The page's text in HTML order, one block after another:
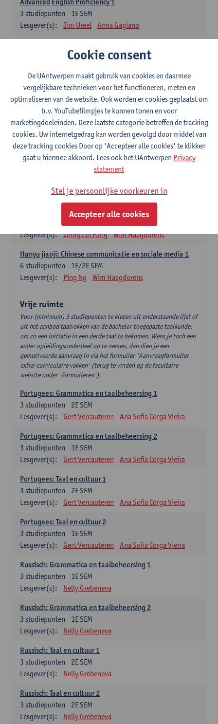
1E SEM
3 studiepunten
Lesgever(s):
Jim Ureel Anna Gagiano
2E SEM
Communication in English 1: Analysing Texts in Context
1E/2E SEM
6studiepunten
Lesgever(s):
Nina Reviers
Anna Gagiano
Donata Lisaite
Chinees: verplichte opleidingsonderdelen
Hanyu yufa: Chinese grammatica 1
Lesgever(s):
Ching Lin Pang Wim Haagdorens
Hanyu du xie: Chinese taalbeheersing 1
studiepunten
Lesgever(s):
Ching Lin Pang Wim Haagdorens
Hanyu jiaoji: Chinese communicatie en sociale media 1
1E/2E SEM
6 studiepunten
Lesgever(s):
Ping Ng Wim Haagdorens
Vrije ruimte
Voor (minimum) 3 studiepunten te kiezen uit onderstaande lijst of
uit het aanbod taalvakken van de bachelor toegepaste taalkunde,
om zo een initiatie in een derde taal te bekomen. Wens je toch een
ander opleidingsonderdeel op te nemen, dan dien je een
gemotiveerde aanvraag in via het formulier 'Aanvraagformulier
extra-curriculaire vakken' (terug te vinden op de facultaire
website onder 'Formulieren').
Portugees: Grammatica en taalbeheersing 1
2E SEM
3 studiepunten
Lesgever(s):
Gert Vercauteren Ana Sofia Corga Vieira
Portugees: Grammatica en taalbeheersing 2
1E SEM
3 studiepunten
Lesgever(s):
Gert Vercauteren Ana Sofia Corga Vieira
Portugees: Taal en cultuur 1
2E SEM
3 studiepunten
Lesgever(s):
Gert Vercauteren Ana Sofia Corga Vieira
Portugees: Taal en cultuur 2
1E SEM
3 studiepunten
Lesgever(s):
Gert Vercauteren Ana Sofia Corga Vieira
Russisch: Grammatica en taalbeheersing 1
1E SEM
3 studiepunten
Lesgever(s):
Nelly Grebeneva
Russisch: Grammatica en taalbeheersing 2
1E SEM
3 studiepunten
Lesgever(s):
Nelly Grebeneva
Russisch: Taal en cultuur 1
2E SEM
3 studiepunten
Lesgever(s):
Nelly Grebeneva
Russisch: Taal en cultuur 2
2E SEM
3 studiepunten
Lesgever(s):
Nelly Grebeneva
Cookie consent
De UAntwerpen maakt gebruik van cookies en daarmee
vergelijkbare technieken voor het functioneren, meten en
optimaliseren van de website. Ook worden er cookies geplaatst om
b.v. YouTubefilmpjes te kunnen tonen en voor
marketingdoeleinden. Deze laatste categorie betreffen de tracking
cookies. Uw internetgedrag kan worden gevolgd door middel van
deze tracking cookies Door op 'Accepteer alle cookies' te klikken
gaat u hiermee akkoord. Lees ook het UAntwerpen Privacy
statement
Stel je persoonlijke voorkeuren in
Accepteer alle cookies